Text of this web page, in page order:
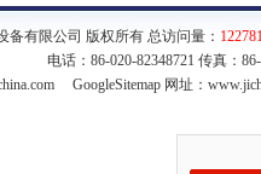
备有限公司 版权所有 总访问量：
电话：86-020-82348721 传真：
GoogleSitemap网址：